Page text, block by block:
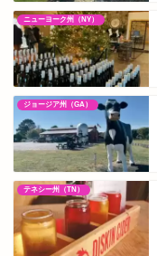
ニューヨーク州（NY）
ジョージア州（GA）
テネシー州（TN）